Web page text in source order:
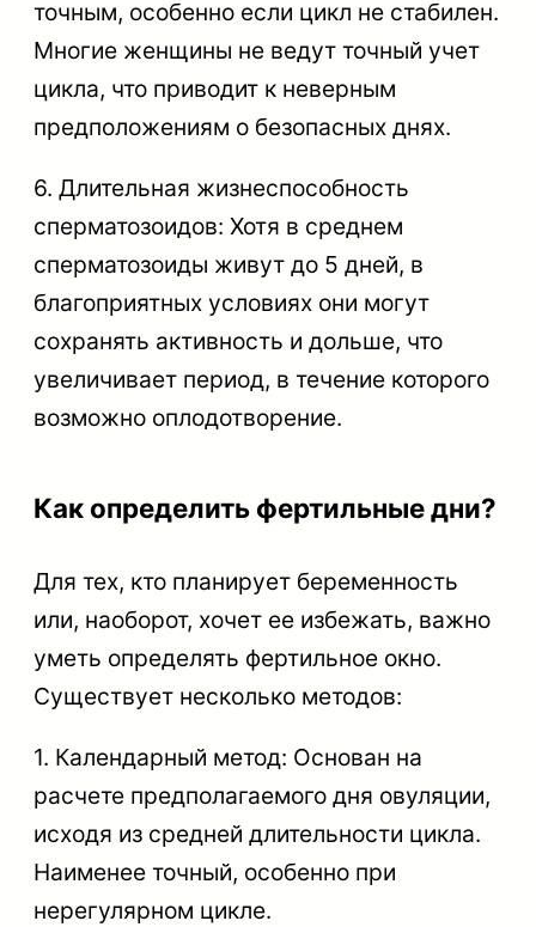
точным, особенно если цикл не стабилен.
Многие женщины не ведут точный учет
цикла, что приводит к неверным
предположениям о безопасных днях.
6. Длительная жизнеспособность
сперматозоидов: Хотя в среднем
сперматозоиды живут до 5 дней, в
благоприятных условиях они могут
сохранять активность и дольше, что
увеличивает период, в течение которого
возможно оплодотворение.
Как определить фертильные дни?
Для тех, кто планирует беременность
или, наоборот, хочет ее избежать, важно
уметь определять фертильное окно.
Существует несколько методов:
1. Календарный метод: Основан на
расчете предполагаемого дня овуляции,
исходя из средней длительности цикла.
Наименее точный, особенно при
нерегулярном цикле.